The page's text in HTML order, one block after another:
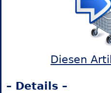
Diesen
– Details –